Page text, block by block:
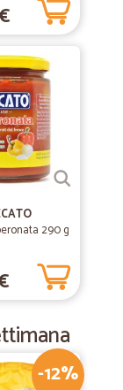
290 g
-12%